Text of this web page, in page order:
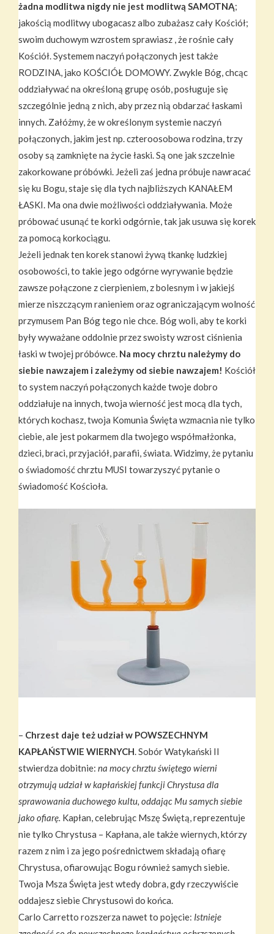
żadna modlitwa nigdy nie jest modlitwą SAMOTNĄ;
jakością modlitwy ubogacasz albo zubażasz cały Kościół;
swoim duchowym wzrostem sprawiasz , że rośnie cały
Kościół. Systemem naczyń połączonych jest także
RODZINA, jako KOŚCIÓŁ DOMOWY. Zwykle Bóg, chcąc
oddziaływać na określoną grupę osób, posługuje się
szczególnie jedną z nich, aby przez nią obdarzać łaskami
innych. Załóżmy, że w określonym systemie naczyń
połączonych, jakim jest np. czteroosobowa rodzina, trzy
osoby są zamknięte na życie łaski. Są one jak szczelnie
zakorkowane próbówki. Jeżeli zaś jedna próbuje nawracać
się ku Bogu, staje się dla tych najbliższych KANAŁEM
ŁASKI. Ma ona dwie możliwości oddziaływania. Może
próbować usunąć te korki odgórnie, tak jak usuwa się korek
za pomocą korkociągu.
Jeżeli jednak ten korek stanowi żywą tkankę ludzkiej
osobowości, to takie jego odgórne wyrywanie będzie
zawsze połączone z cierpieniem, z bolesnym i w jakiejś
mierze niszczącym ranieniem oraz ograniczającym wolność
przymusem Pan Bóg tego nie chce. Bóg woli, aby te korki
były wyważane oddolnie przez swoisty wzrost ciśnienia
łaski w twojej próbówce. Na mocy chrztu należymy do
siebie nawzajem i zależymy od siebie nawzajem! Kościół
to system naczyń połączonych każde twoje dobro
oddziałuje na innych, twoja wierność jest mocą dla tych,
których kochasz, twoja Komunia Święta wzmacnia nie tylko
ciebie, ale jest pokarmem dla twojego współmałżonka,
dzieci, braci, przyjaciół, parafii, świata. Widzimy, że pytaniu
o świadomość chrztu MUSI towarzyszyć pytanie o
świadomość Kościoła.
– Chrzest daje też udział w POWSZECHNYM
KAPŁAŃSTWIE WIERNYCH. Sobór Watykański II
stwierdza dobitnie: na mocy chrztu świętego wierni
otrzymują udział w kapłańskiej funkcji Chrystusa dla
sprawowania duchowego kultu, oddając Mu samych siebie
jako ofiarę. Kapłan, celebrując Mszę Świętą, reprezentuje
nie tylko Chrystusa – Kapłana, ale także wiernych, którzy
razem z nim i za jego pośrednictwem składają ofiarę
Chrystusa, ofiarowując Bogu również samych siebie.
Twoja Msza Święta jest wtedy dobra, gdy rzeczywiście
oddajesz siebie Chrystusowi do końca.
Carlo Carretto rozszerza nawet to pojęcie: Istnieje